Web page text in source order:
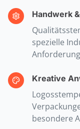
Handwerk
spezielle
Kreative
besondere